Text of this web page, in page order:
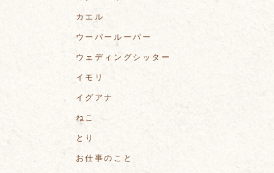
カエル
ウーパールーパー
ウェディングシッター
イモリ
イグアナ
ねこ
とり
お仕事のこと